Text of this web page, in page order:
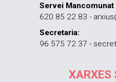
Servei Mancomunat
620 85 22 83 -
Secretaria:
96 575 72 37 -
XARXES